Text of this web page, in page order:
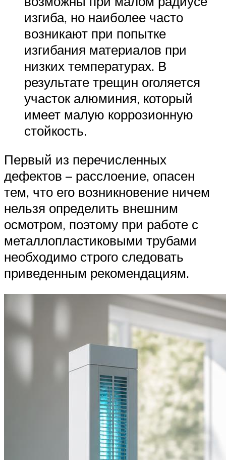
изгиба, но наиболее часто
возникают при попытке
изгибания материалов при
низких температурах. В
результате трещин оголяется
участок алюминия, который
имеет малую коррозионную
стойкость.
Первый из перечисленных
дефектов – расслоение, опасен
тем, что его возникновение ничем
нельзя определить внешним
осмотром, поэтому при работе с
металлопластиковыми трубами
необходимо строго следовать
приведенным рекомендациям.